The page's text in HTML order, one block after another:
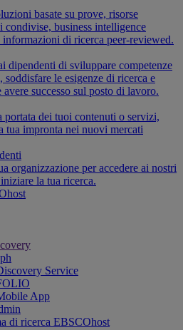
basate su prove, risorse
condivise, business intelligence
informazioni di ricerca peer-reviewed.
dipendenti di sviluppare competenze
soddisfare le esigenze di ricerca e
successo sul posto di lavoro.
portata dei tuoi contenuti o servizi,
tua impronta nei nuovi mercati
organizzazione per accedere ai nostri
la tua ricerca.
Service
App
di ricerca EBSCOhost